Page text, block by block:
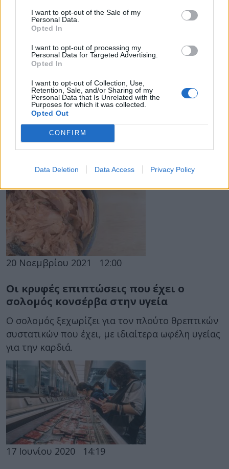
I want to opt-out of the Sale of my
Personal Data.
Opted In
I want to opt-out of processing my
Personal Data for Targeted Advertising.
Opted In
I want to opt-out of Collection, Use,
Retention, Sale, and/or Sharing of my
Personal Data that Is Unrelated with the
Purposes for which it was collected.
Opted Out
CONFIRM
Data Deletion Data Access Privacy Policy
19 Φεβρουαρίου 2022 15:00
Ο σολομός προστατεύει από την
αθηροσκλήρωση
Υπάρχουν πολλοί λόγοι για να προσθέσετε τον
20 Νοεμβρίου 2021 12:00
Οι κρυφές επιπτώσεις που έχει ο
σολομός κονσέρβα στην υγεία
Ο σολομός ξεχωρίζει για τον πλούτο θρεπτικών
συστατικών που έχει, με ιδιαίτερα ωφέλη υγείας
για την καρδιά.
17 Ιουνίου 2020 14:19